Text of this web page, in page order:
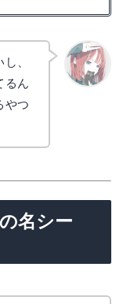
編をお楽し
し、
ん
名シー